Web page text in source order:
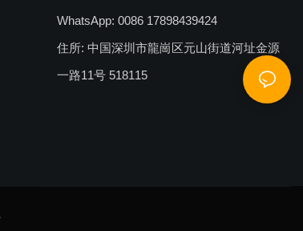
WhatsApp: 0086 17898439424
住所: 中国深圳市龍崗区元山街道河址金源
一路11号 518115